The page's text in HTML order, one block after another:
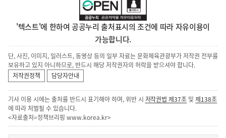
'텍스트'에 한하여 공공누리 출처표시의 조건에 따라 자유이용이
가능합니다.
단, 사진, 이미지, 일러스트, 동영상 등의 일부 자료는 문화체육관광부가 저작권 전부를
보유하고 있지 아니하므로, 반드시 해당 저작권자의 허락을 받으셔야 합니다.
저작권정책
담당자안내
기사 이용 시에는 출처를 반드시 표기해야 하며, 위반 시 저작권법 제37조 및제138조
에 따라 처벌될 수 있습니다.
<자료출처=정책브리핑 www.korea.kr>